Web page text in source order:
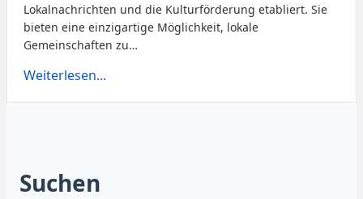
Lokalnachrichten und die Kulturförderung etabliert. Sie
bieten eine einzigartige Möglichkeit, lokale
Gemeinschaften zu…
Weiterlesen...
Suchen